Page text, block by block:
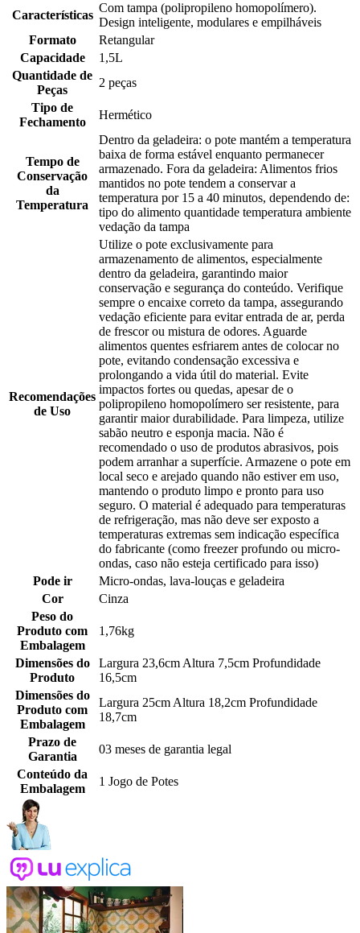
Características
Com tampa (polipropileno homopolímero).
Design inteligente, modulares e empilháveis
Formato
Retangular
Capacidade
1,5L
Quantidade de
Peças
2 peças
Tipo de
Fechamento
Hermético
Tempo de
Conservação
da
Temperatura
Dentro da geladeira: o pote mantém a temperatura
baixa de forma estável enquanto permanecer
armazenado. Fora da geladeira: Alimentos frios
mantidos no pote tendem a conservar a
temperatura por 15 a 40 minutos, dependendo de:
tipo do alimento quantidade temperatura ambiente
vedação da tampa
Recomendações
de Uso
Utilize o pote exclusivamente para
armazenamento de alimentos, especialmente
dentro da geladeira, garantindo maior
conservação e segurança do conteúdo. Verifique
sempre o encaixe correto da tampa, assegurando
vedação eficiente para evitar entrada de ar, perda
de frescor ou mistura de odores. Aguarde
alimentos quentes esfriarem antes de colocar no
pote, evitando condensação excessiva e
prolongando a vida útil do material. Evite
impactos fortes ou quedas, apesar de o
polipropileno homopolímero ser resistente, para
garantir maior durabilidade. Para limpeza, utilize
sabão neutro e esponja macia. Não é
recomendado o uso de produtos abrasivos, pois
podem arranhar a superfície. Armazene o pote em
local seco e arejado quando não estiver em uso,
mantendo o produto limpo e pronto para uso
seguro. O material é adequado para temperaturas
de refrigeração, mas não deve ser exposto a
temperaturas extremas sem indicação específica
do fabricante (como freezer profundo ou micro-
ondas, caso não esteja certificado para isso)
Pode ir
Micro-ondas, lava-louças e geladeira
Cor
Cinza
Peso do
Produto com
Embalagem
1,76kg
Dimensões do
Produto
Largura 23,6cm Altura 7,5cm Profundidade
16,5cm
Dimensões do
Produto com
Embalagem
Largura 25cm Altura 18,2cm Profundidade
18,7cm
Prazo de
Garantia
03 meses de garantia legal
Conteúdo da
Embalagem
1 Jogo de Potes